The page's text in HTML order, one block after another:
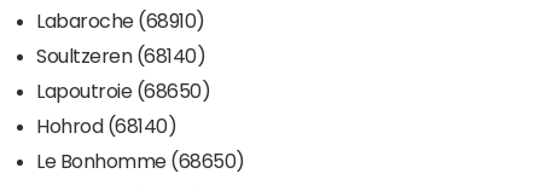
Labaroche (68910)
Soultzeren (68140)
Lapoutroie (68650)
Hohrod (68140)
Le Bonhomme (68650)